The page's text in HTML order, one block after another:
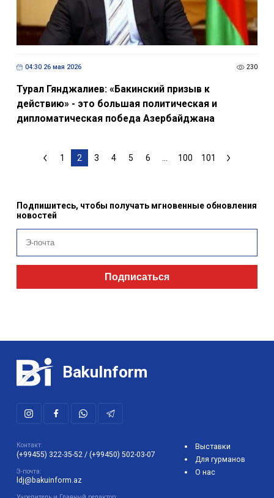
04:30 26 мая 2026 230
Турал Гянджалиев: «Бакинский призыв к
действию» - это большая политическая и
дипломатическая победа Азербайджана
1 2 3 4 5 6 ... 100 101
Подпишитесь, чтобы получать мгновенные обновления
новостей
Подписаться
BakuInform
Контакт:
(+99455) 322-35-52 / (+99450) 502-03-07
Э-почта:
ldj@bakuinform.az
Выставки
Для гурманов
О нас